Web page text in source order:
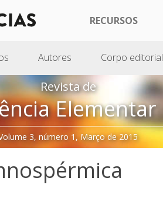
RECURSOS
Autores Corpo editorial
Revista de
Elementar
3, número 1, Março de 2015